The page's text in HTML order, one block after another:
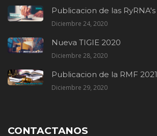
Publicacion de las RyRNA's
Diciembre 24, 2020
Nueva TIGIE 2020
Diciembre 28, 2020
Publicacion de la RMF 2021
Diciembre 29, 2020
CONTACTANOS